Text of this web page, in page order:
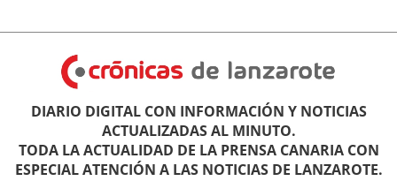
DIARIO DIGITAL CON INFORMACIÓN Y NOTICIAS
ACTUALIZADAS AL MINUTO.
TODA LA ACTUALIDAD DE LA PRENSA CANARIA CON
ESPECIAL ATENCIÓN A LAS NOTICIAS DE LANZAROTE.